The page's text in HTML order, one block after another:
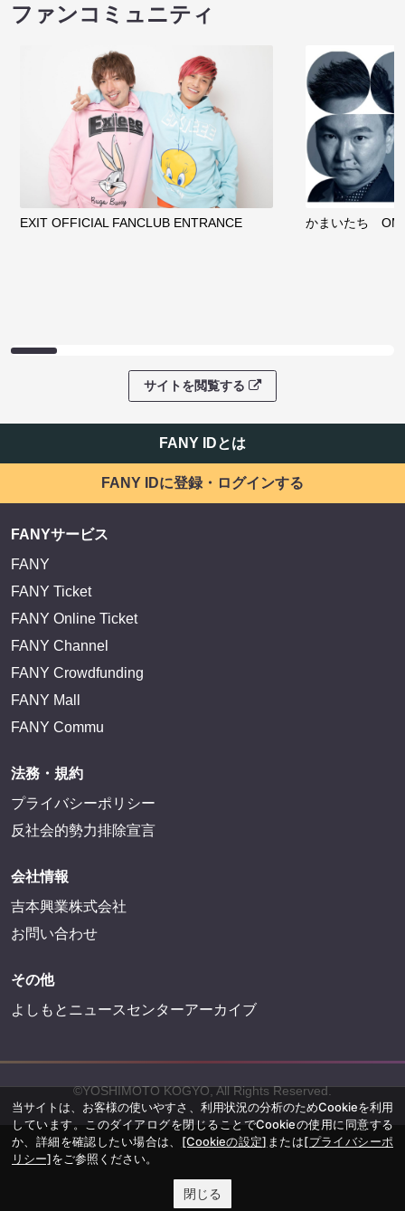
ファンコミュニティ
EXIT OFFICIAL FANCLUB ENTRANCE かまいたち
サイトを閲覧する
FANY IDとは
FANY IDに登録・ログインする
FANYサービス
FANY
FANY Ticket
FANY Online Ticket
FANY Channel
FANY Crowdfunding
FANY Mall
FANY Commu
法務・規約
プライバシーポリシー
反社会的勢力排除宣言
会社情報
吉本興業株式会社
お問い合わせ
その他
よしもとニュースセンターアーカイブ
©YOSHIMOTO KOGYO, All Rights Reserved.
当サイトは、お客様の使いやすさ、利用状況の分析のためCookieを利用
しています。このダイアログを閉じることでCookieの使用に同意する
か、詳細を確認したい場合は、 [Cookieの設定] または[プライバシーポ
リシー]をご参照ください。
閉じる